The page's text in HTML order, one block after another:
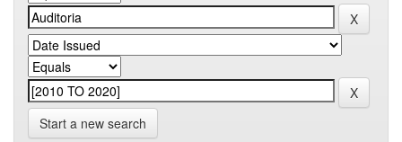
Start a new search